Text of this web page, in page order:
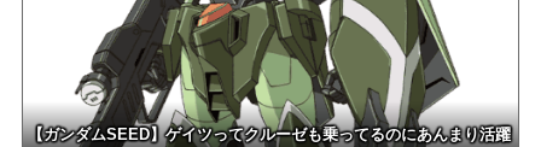
【ガンダムSEED】ゲイツってクルーゼも乗ってるのにあんまり活躍